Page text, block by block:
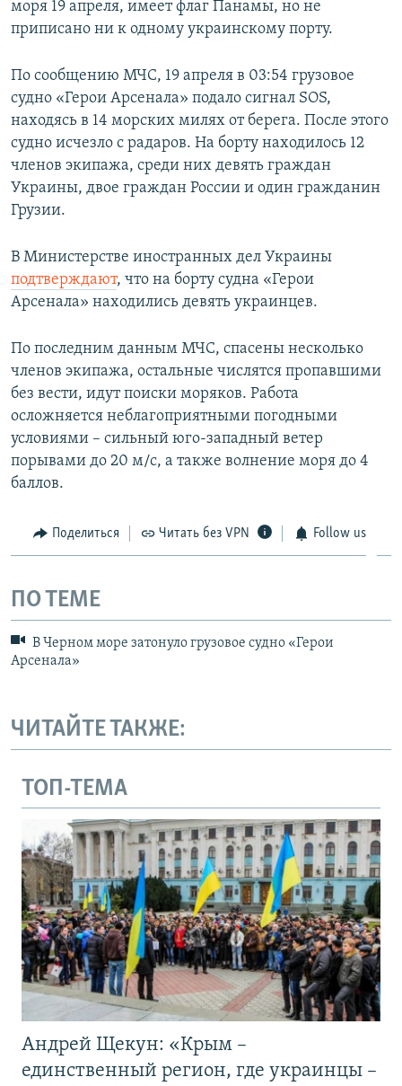
моря 19 апреля, имеет флаг Панамы, но не
приписано ни к одному украинскому порту.
По сообщению МЧС, 19 апреля в 03:54 грузовое
судно «Герои Арсенала» подало сигнал SOS,
находясь в 14 морских милях от берега. После этого
судно исчезло с радаров. На борту находилось 12
членов экипажа, среди них девять граждан
Украины, двое граждан России и один гражданин
Грузии.
В Министерстве иностранных дел Украины
подтверждают, что на борту судна «Герои
Арсенала» находились девять украинцев.
По последним данным МЧС, спасены несколько
членов экипажа, остальные числятся пропавшими
без вести, идут поиски моряков. Работа
осложняется неблагоприятными погодными
условиями – сильный юго-западный ветер
порывами до 20 м/с, а также волнение моря до 4
баллов.
Поделиться Читать без VPN Follow us
ПО ТЕМЕ
В Черном море затонуло грузовое судно «Герои
Арсенала»
ЧИТАЙТЕ ТАКЖЕ:
ТОП-ТЕМА
Андрей Щекун: «Крым –
единственный регион, где украинцы –